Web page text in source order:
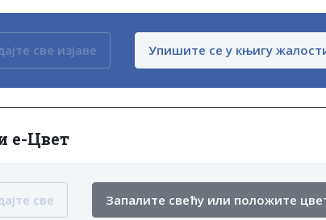
све изјаве Упишите се у књигу
е-Цвет
све Запалите свећу или положите